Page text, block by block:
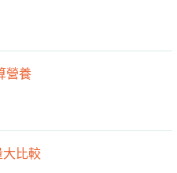
營養
比較